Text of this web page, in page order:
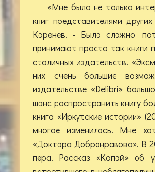
«Мне было не только
книг представителями
Коренев. - Было сложно,
принимают просто так книги
столичных издательств.
них очень большие
издательстве «Delibri»
шанс распространить книгу
книга «Иркутские истории»
многое изменилось. Мне
«Доктора Добронравова». В
пера. Рассказ «Копай» об